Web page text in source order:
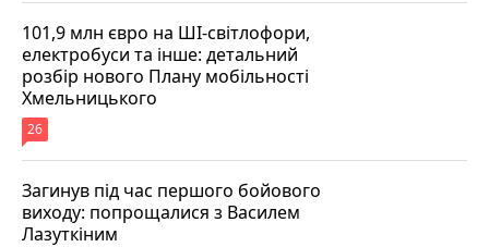
101,9 млн євро на ШІ-світлофори,
електробуси та інше: детальний
розбір нового Плану мобільності
Хмельницького
26
Загинув під час першого бойового
виходу: попрощалися з Василем
Лазуткіним